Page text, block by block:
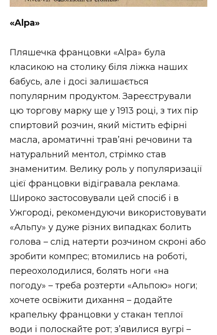
«Alpa»
Пляшечка францовки «Alpa» була
класикою на столику біля ліжка наших
бабусь, але і досі залишається
популярним продуктом. Зареєстрували
цю торгову марку ще у 1913 році, з тих пір
спиртовий розчин, який містить ефірні
масла, ароматичні трав’яні речовини та
натуральний ментол, стрімко став
знаменитим. Велику роль у популяризації
цієї францовки відігравала реклама.
Широко застосовували цей спосіб і в
Ужгороді, рекомендуючи використовувати
«Альпу» у дуже різних випадках: болить
голова – слід натерти розчином скроні або
зробити компрес; втомились на роботі,
переохолодилися, болять ноги «на
погоду» – треба розтерти «Альпою» ноги;
хочете освіжити дихання – додайте
крапельку францовки у стакан теплої
води і полоскайте рот; з’явилися вугрі –